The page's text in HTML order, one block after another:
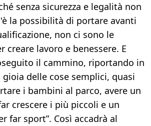
senza sicurezza e legalità non
la possibilità di portare avanti
non ci sono le
creare lavoro e benessere. E
il cammino, riportando in
delle cose semplici, quasi
i bambini al parco, avere un
crescere i più piccoli e un
far sport”. Così accadrà al